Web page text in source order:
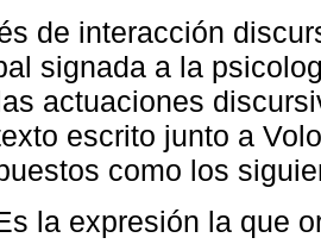
de interacción
signada a la
actuaciones
escrito junto a
como los
la expresión la que